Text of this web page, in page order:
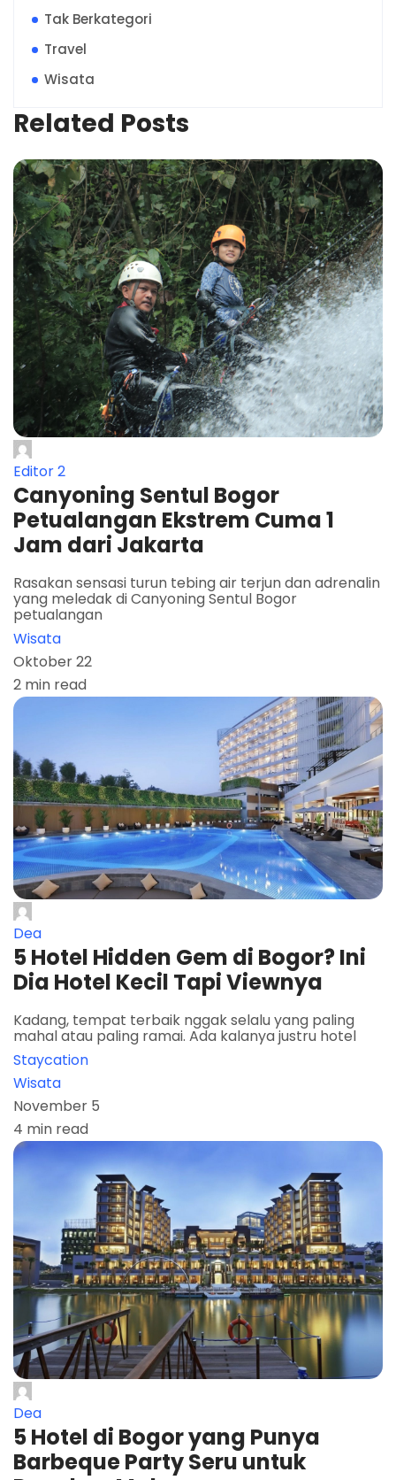
Tak Berkategori
Travel
Wisata
Related Posts
Editor 2
Canyoning Sentul Bogor
Petualangan Ekstrem Cuma 1
Jam dari Jakarta
Rasakan sensasi turun tebing air terjun dan adrenalin
yang meledak di Canyoning Sentul Bogor
petualangan
Wisata
Oktober 22
2 min read
Dea
5 Hotel Hidden Gem di Bogor? Ini
Dia Hotel Kecil Tapi Viewnya
Kadang, tempat terbaik nggak selalu yang paling
mahal atau paling ramai. Ada kalanya justru hotel
Staycation
Wisata
November 5
4 min read
Dea
5 Hotel di Bogor yang Punya
Barbeque Party Seru untuk